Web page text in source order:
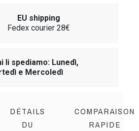
EU shipping
Fedex courier 28€
li spediamo: Lunedì,
e Mercoledì
DÉTAILS
DU
COMPARAISON
RAPIDE